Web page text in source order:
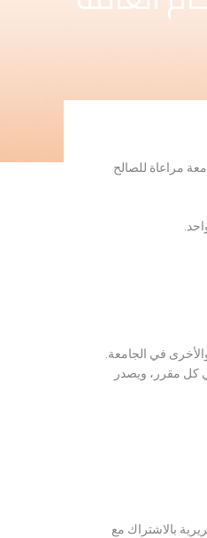
مراعاة للصالح
في الجامعة.
كل مقرر، ويصدر
بالاشتراك مع